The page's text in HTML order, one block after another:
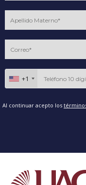
+1
Al continuar acepto los